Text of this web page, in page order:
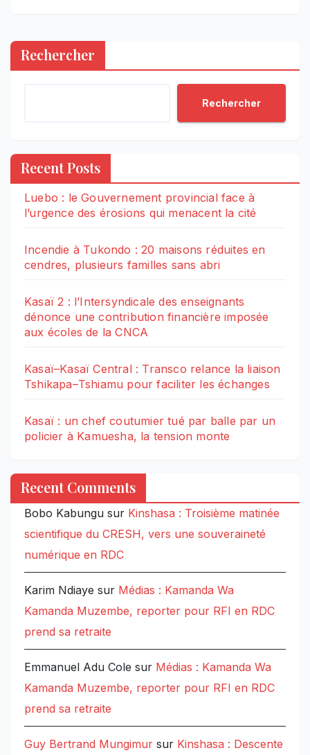
Rechercher
Rechercher
Recent Posts
Luebo : le Gouvernement provincial face à
l’urgence des érosions qui menacent la cité
Incendie à Tukondo : 20 maisons réduites en
cendres, plusieurs familles sans abri
Kasaï 2 : l’Intersyndicale des enseignants
dénonce une contribution financière imposée
aux écoles de la CNCA
Kasaï–Kasaï Central : Transco relance la liaison
Tshikapa–Tshiamu pour faciliter les échanges
Kasaï : un chef coutumier tué par balle par un
policier à Kamuesha, la tension monte
Recent Comments
Bobo Kabungu sur Kinshasa : Troisième matinée
scientifique du CRESH, vers une souveraineté
numérique en RDC
Karim Ndiaye sur Médias : Kamanda Wa
Kamanda Muzembe, reporter pour RFI en RDC
prend sa retraite
Emmanuel Adu Cole sur Médias : Kamanda Wa
Kamanda Muzembe, reporter pour RFI en RDC
prend sa retraite
Guy Bertrand Mungimur sur Kinshasa : Descente